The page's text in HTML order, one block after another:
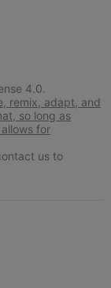
4.0.
remix, adapt, and
so long as
for
us to